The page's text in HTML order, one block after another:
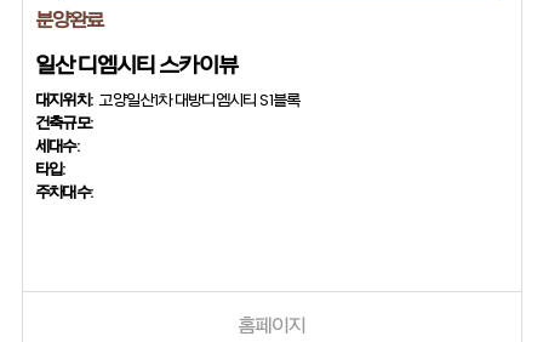
분양완료
일산 디엠시티 스카이뷰
대지위치: 고양일산1차 대방디엠시티 S1블록
건축규모:
세대수:
타입:
주차대수:
홈페이지